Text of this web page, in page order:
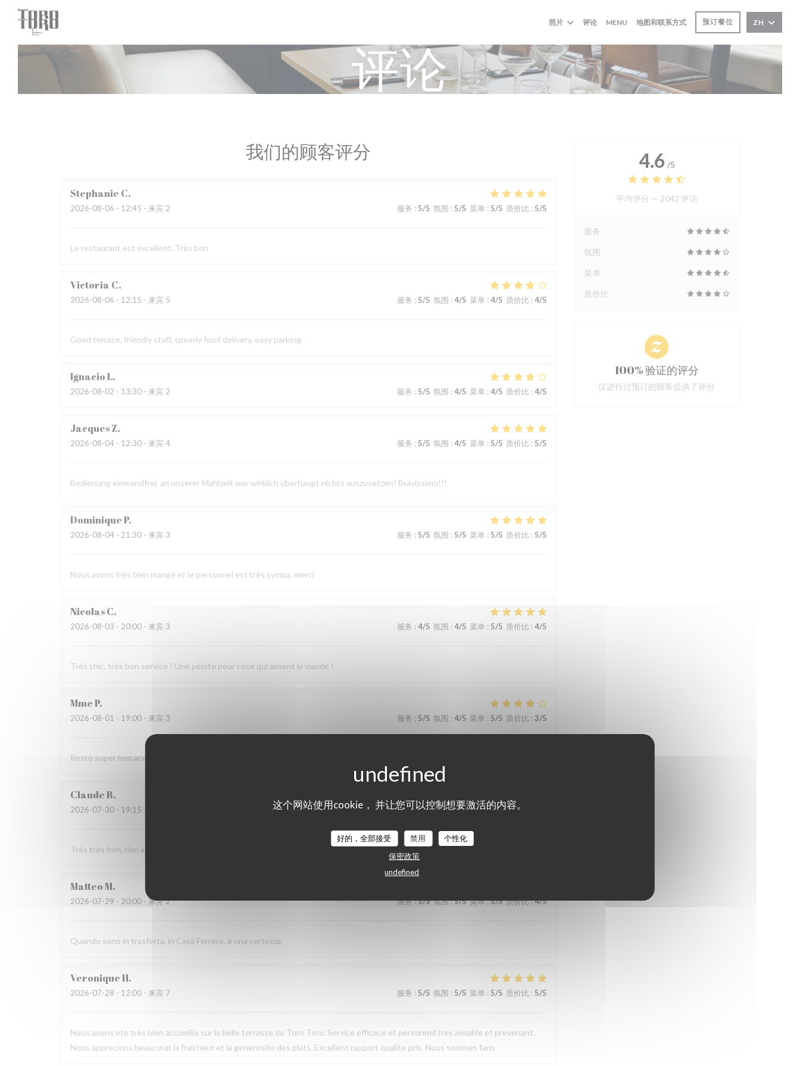
Cookie管理面板
这个网站使用cookie， 并让您可以控制想要激活的内容。
好的，全部接受 禁用
个性化
保密政策
undefined
照片 评论 MENU ((在新窗口中打开))
地图和联系方式 预订餐位 ZH
评论
我们的顾客评分
Stephanie C
2026-08-06 - 12:45 - 来宾 2 服务 : 5/5 氛围 : 5/5 菜单: 5/5 质价比 : 5/5
Le restaurant est excellent. Très bon
Victoria C
2026-08-06 - 12:15 - 来宾 5 服务 : 5/5 氛围 : 4/5 菜单: 4/5 质价比 : 4/5
Good terrace, friendly staff, speedy food delivery, easy parking.
IgnacioL
2026-08-02 - 13:30 - 来宾 2 服务 : 5/5 氛围 : 4/5 菜单: 4/5 质价比 : 4/5
JacquesZ
2026-08-04 - 12:30 - 来宾 4 服务 : 5/5 氛围 : 4/5 菜单: 5/5 质价比 : 5/5
Bedienung einwandfrei, an unserer Mahlzeit war wirklich überhaupt nichts auszusetzen! Bravissimo!!!
DominiqueP
2026-08-04 - 21:30 - 来宾 3 服务 : 5/5 氛围 : 5/5 菜单: 5/5 质价比 : 5/5
Nous avons très bien mangé et le personnel est très sympa, merci
NicolasC
2026-08-03 - 20:00 - 来宾 3 服务 : 4/5 氛围 : 4/5 菜单: 5/5 质价比 : 4/5
Très chic, très bon service ! Une pépite pour ceux qui aiment la viande !
MmeP
2026-08-01 - 19:00 - 来宾 3 服务 : 5/5 氛围 : 4/5 菜单 : 5/5 质价比 : 3/5
Resto super bon,accueil agréable, choix. Nous recommandons
ClaudeB
2026-07-30 - 19:15 - 来宾 2 服务: 4/5 氛围:5/5 菜单:5/5 质价比
Très très bon, rien à signaler je reviendrai…
MatteoM
2026-07-29 - 20:00 - 来宾 2 服务:5/5 氛围:5/5 菜单:5/5 质价比:4/5
Quando sono in trasferta, in Casa Ferrero, è una certezza.
VeroniqueH
2026-07-28 - 12:00 - 来宾 7 服务 : 5/5 氛围 : 5/5 菜单: 5/5 质价比 : 5/5
Nous avons ete très bien accueillis sur la belle terrasse de Toro Toro. Service efficace et personnel tres aimable et prevenant.
Nous apprecions beaucoup la fraicheur et la generosite des plats. Excellent rapport qualite prix. Nous sommes fans.
4.6 /5
平均评分 — 2042 评论
服务
氛围
菜单
质价比
100% 验证的评分
仅进行过预订的顾客提供了评分